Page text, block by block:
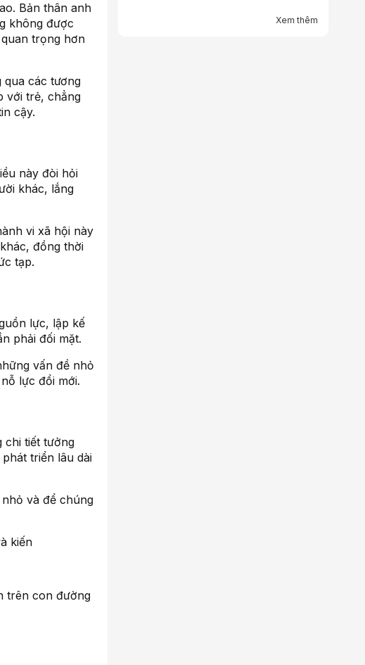
Bản thân anh
không được
trọng hơn
qua các tương
với trẻ, chẳng
cậy.
này đòi hỏi
khác, lắng
vi xã hội này
đồng thời
tạp.
lực, lập kế
phải đối mặt.
vấn đề nhỏ
lực đổi mới.
chi tiết tưởng
triển lâu dài
và để chúng
kiến
trên con đường
Xem thêm